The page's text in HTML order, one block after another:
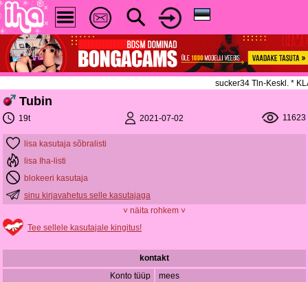
sucker34 Tln-Keskl. *
Tubin
19t 2021-07-02 11623
lisa kasutaja sõbralisti
lisa Iha-listi
blokeeri kasutaja
sinu kirjavahetus selle kasutajaga
˅ näita rohkem ˅
Tee sellele kasutajale kingitus!
kontakt
Konto tüüp
mees